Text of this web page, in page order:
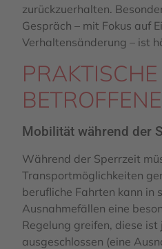
zurückzuerhalten.
Gespräch – mit Fokus auf
Verhaltensänderung – ist
BETROFFENE
Mobilität während der
Während der Sperrzeit
Transportmöglichkeiten
berufliche Fahrten kann in
Ausnahmefällen eine
Regelung greifen, diese
ausgeschlossen (eine